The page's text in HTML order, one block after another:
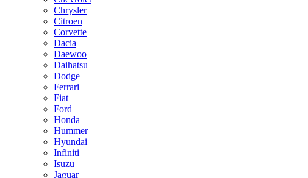
Chrysler
Citroen
Corvette
Dacia
Daewoo
Daihatsu
Dodge
Ferrari
Fiat
Ford
Honda
Hummer
Hyundai
Infiniti
Isuzu
Jaguar